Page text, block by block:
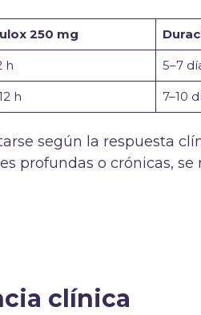
250 mg
h 5–7
h 7–10
según la respuesta
profundas o crónicas, se
clínica